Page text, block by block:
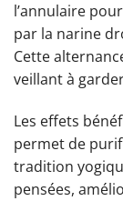
l’annulaire
par la narine
Cette
veillant à
Les effets
permet de
tradition
pensées,